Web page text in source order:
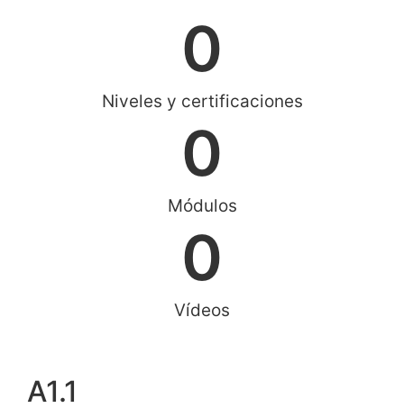
Niveles y certificaciones
0
Módulos
0
Vídeos
0
A1.1